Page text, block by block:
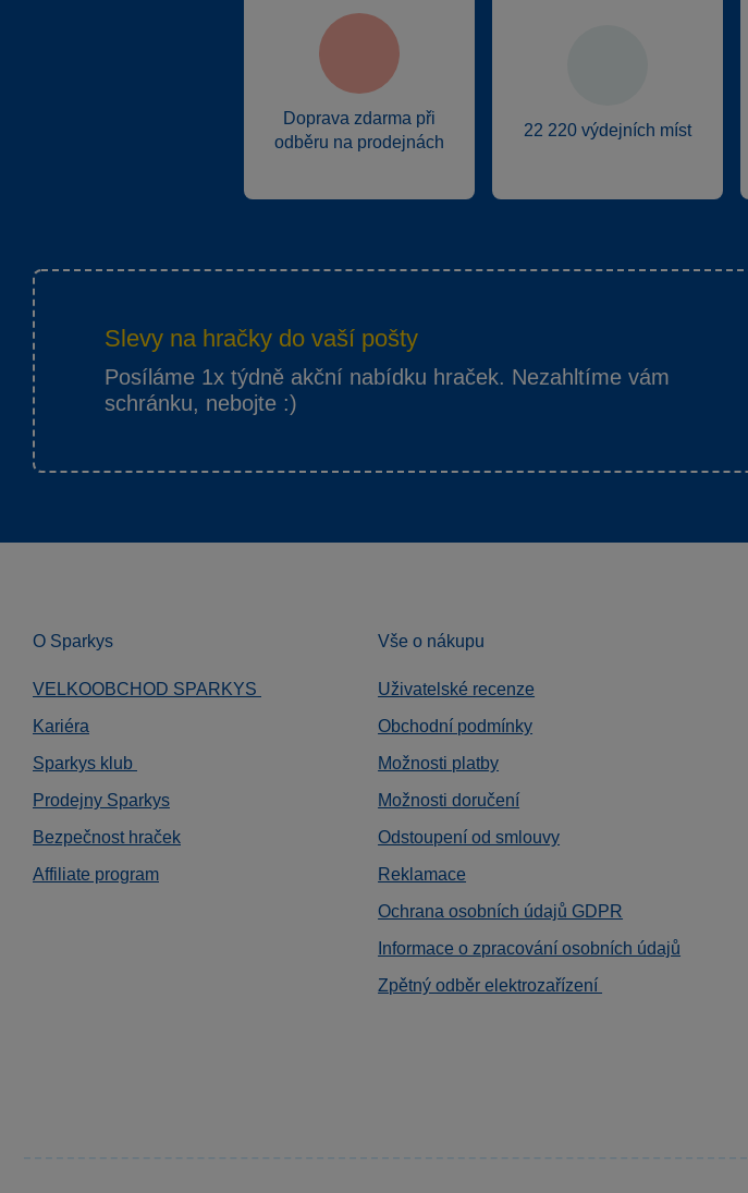
Doprava zdarma při
odběru na prodejnách
22 220 výdejních míst
Slevy na hračky do vaší pošty
Posíláme 1x týdně akční nabídku hraček. Nezahltíme vám
schránku, nebojte :)
O Sparkys
VELKOOBCHOD SPARKYS
Kariéra
Sparkys klub
Prodejny Sparkys
Bezpečnost hraček
Affiliate program
Vše o nákupu
Uživatelské recenze
Obchodní podmínky
Možnosti platby
Možnosti doručení
Odstoupení od smlouvy
Reklamace
Ochrana osobních údajů GDPR
Informace o zpracování osobních údajů
Zpětný odběr elektrozařízení